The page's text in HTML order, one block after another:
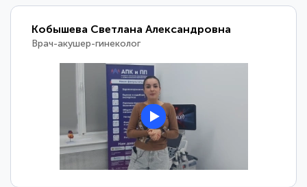
Кобышева Светлана Александровна
Врач-акушер-гинеколог